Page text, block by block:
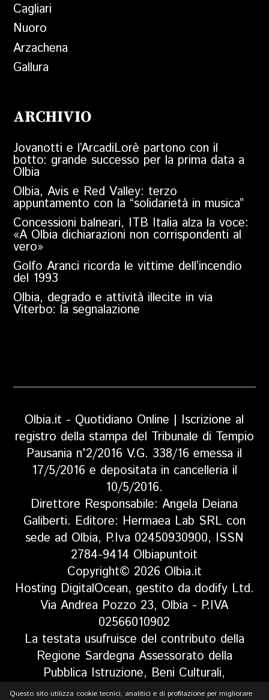
Cagliari
Nuoro
Arzachena
Gallura
ARCHIVIO
Jovanotti e l’ArcadiLorè partono con il
botto: grande successo per la prima data a
Olbia
Olbia, Avis e Red Valley: terzo
appuntamento con la “solidarietà in musica”
Concessioni balneari, ITB Italia alza la voce:
«A Olbia dichiarazioni non corrispondenti al
vero»
Golfo Aranci ricorda le vittime dell’incendio
del 1993
Olbia, degrado e attività illecite in via
Viterbo: la segnalazione
Olbia.it - Quotidiano Online | Iscrizione al
registro della stampa del Tribunale di Tempio
Pausania n°2/2016 V.G. 338/16 emessa il
17/5/2016 e depositata in cancelleria il
10/5/2016.
Direttore Responsabile: Angela Deiana
Galiberti. Editore: Hermaea Lab SRL con
sede ad Olbia, P.Iva 02450930900, ISSN
2784-9414 Olbiapuntoit
Copyright© 2026 Olbia.it
Hosting DigitalOcean, gestito da dodify Ltd.
Via Andrea Pozzo 23, Olbia - P.IVA
02566010902
La testata usufruisce del contributo della
Regione Sardegna Assessorato della
Pubblica Istruzione, Beni Culturali,
Informazione, Spettacolo e Sport. Legge
Questo sito utilizza cookie tecnici, analitici e di profilazione per migliorare